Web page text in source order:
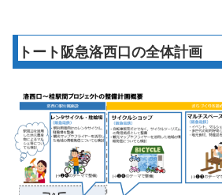
トート阪急洛西口の全体計画